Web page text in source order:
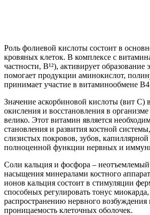
Роль фолиевой кислоты состоит в
кровяных клеток. В комплексе с
частности, B¹²), активирует образование
помогает продукции аминокислот,
принимает участие в витаминообмене
Значение аскорбиновой кислоты (вит C)
окисления и восстановления в
велико. Этот витамин является
становления и развития костной
слизистых покровов, зубов, капиллярной
полноценной функции нервных и
Соли кальция и фосфора –
насыщения минералами костного
ионов кальция состоит в стимуляции
способных регулировать тонус миокарда,
распространению нервного возбуждения
проницаемость клеточных оболочек.